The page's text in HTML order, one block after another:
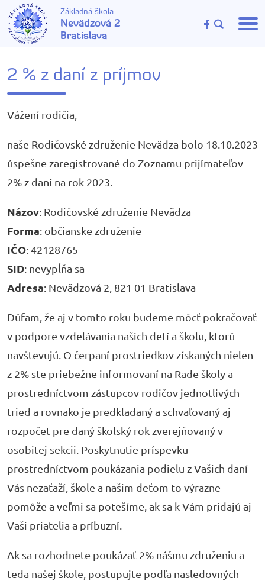
Základná škola
Nevädzová 2
Bratislava
2 % z daní z príjmov
Vážení rodičia,
naše Rodičovské združenie Nevädza bolo 18.10.2023
úspešne zaregistrované do Zoznamu prijímateľov
2% z daní na rok 2023.
Názov: Rodičovské združenie Nevädza
Forma: občianske združenie
IČO: 42128765
SID: nevypĺňa sa
Adresa: Nevädzová 2, 821 01 Bratislava
Dúfam, že aj v tomto roku budeme môcť pokračovať
v podpore vzdelávania našich detí a školu, ktorú
navštevujú. O čerpaní prostriedkov získaných nielen
z 2% ste priebežne informovaní na Rade školy a
prostredníctvom zástupcov rodičov jednotlivých
tried a rovnako je predkladaný a schvaľovaný aj
rozpočet pre daný školský rok zverejňovaný v
osobitej sekcii. Poskytnutie príspevku
prostredníctvom poukázania podielu z Vašich daní
Vás nezaťaží, škole a našim deťom to výrazne
pomôže a veľmi sa potešíme, ak sa k Vám pridajú aj
Vaši priatelia a príbuzní.
Ak sa rozhodnete poukázať 2% nášmu združeniu a
teda našej škole, postupujte podľa nasledovných